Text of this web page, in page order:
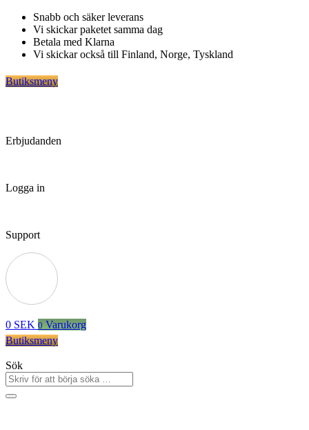
Hoppa
innehåll
Snabb och säker leverans
Vi skickar paketet samma dag
Betala med Klarna
Vi skickar också till Finland, Norge, Tyskland
Butiksmeny
Erbjudanden
Logga in
Support
0 SEK 0 Varukorg
Butiksmeny
Sök